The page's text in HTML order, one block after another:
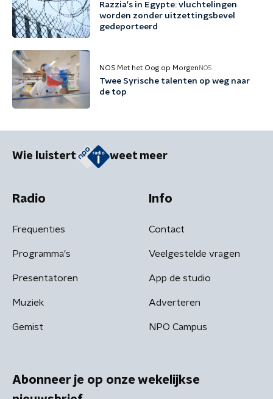
Razzia's in Egypte: vluchtelingen
worden zonder uitzettingsbevel
gedeporteerd
NOS Met het Oog op Morgen NOS
Twee Syrische talenten op weg naar
de top
Wie luistert weet meer
Radio
Frequenties
Programma's
Presentatoren
Muziek
Gemist
Info
Contact
Veelgestelde vragen
App de studio
Adverteren
NPO Campus
Abonneer je op onze wekelijkse